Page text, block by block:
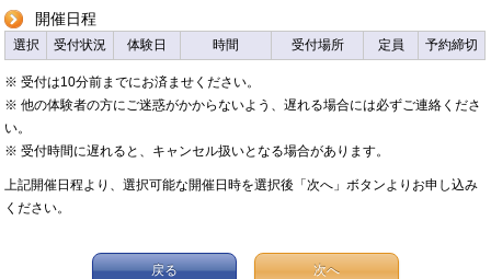
開催日程
選択 受付状況 体験日 時間 受付場所 定員 予約締切
※ 受付は10分前までにお済ませください。
※ 他の体験者の方にご迷惑がかからないよう、遅れる場合には必ずご連絡くださ
い。
※ 受付時間に遅れると、キャンセル扱いとなる場合があります。
上記開催日程より、選択可能な開催日時を選択後「次へ」ボタンよりお申し込み
ください。
戻る 次へ